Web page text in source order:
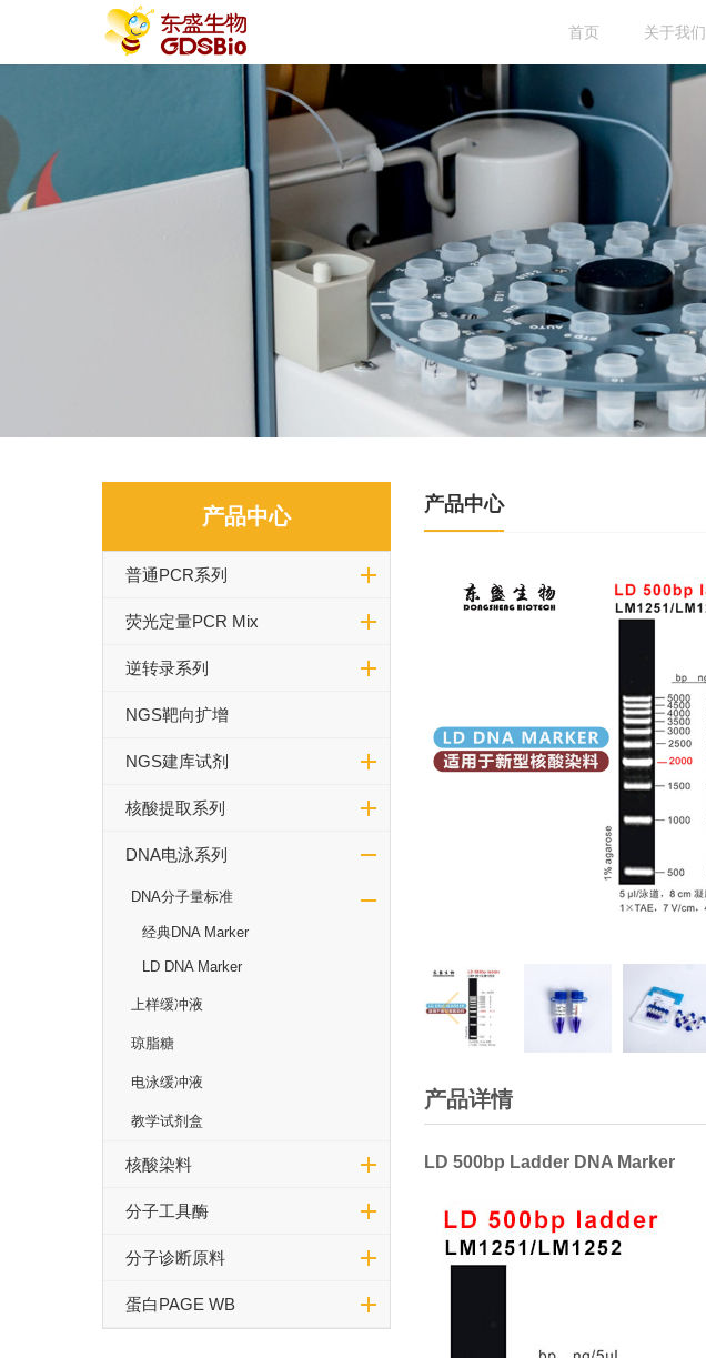
首页 关于我们
产品中心
普通PCR系列
荧光定量PCR Mix
逆转录系列
NGS靶向扩增
NGS建库试剂
核酸提取系列
DNA电泳系列
DNA分子量标准
经典DNA Marker
LD DNA Marker
上样缓冲液
琼脂糖
电泳缓冲液
教学试剂盒
核酸染料
分子工具酶
分子诊断原料
蛋白PAGE WB
产品中心
产品详情
LD 500bp Ladder DNA Marker